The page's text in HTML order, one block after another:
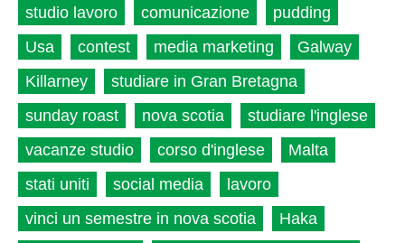
studio lavoro
comunicazione
pudding
Usa
contest media marketing
Galway
Killarney
studiare in Gran Bretagna
sunday roast
nova scotia
studiare l'inglese
vacanze studio
corso d'inglese
Malta
stati uniti
social media
lavoro
vinci un semestre in nova scotia
Haka